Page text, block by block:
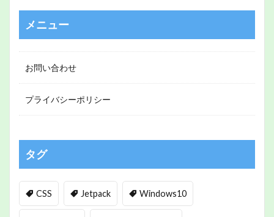
メニュー
お問い合わせ
プライバシーポリシー
タグ
CSS Jetpack Windows10